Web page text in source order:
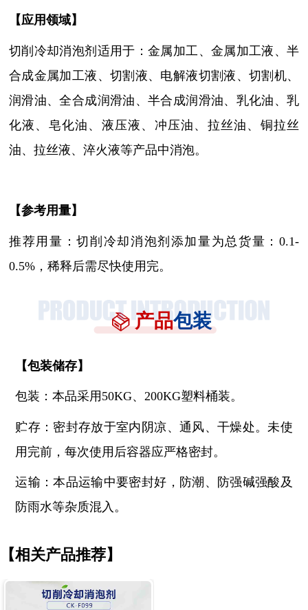
【应用领域】
切削冷却消泡剂适用于： 金属加工、金属加工液、半
合成金属加工液 、 切割液、电解液切割液、切割机、
润滑油、全合成润滑油、半合成润滑油、乳化油、乳
化液、皂化油、液压液、冲压油、拉丝油、铜拉丝
油、拉丝液、淬火液等产品中消泡。
【参考用量】
推荐用量：切削冷却消泡剂添加量为总货量：0.1-
0.5%，稀释后需尽快使用完。
产品包装
【包装储存】
包装：本品采用 50KG、200KG塑料桶装。
贮存：密封存放于室内阴凉、通风、干燥处。未使
用完前，每次使用后容器应严格密封。
运输：本品运输中要密封好，防潮、防强碱强酸及
防雨水等杂质混入。
【相关产品推荐】